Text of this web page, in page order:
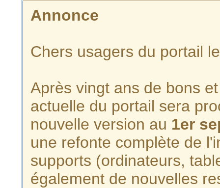
Annonce
Chers usagers du portail
Après vingt ans de bons
actuelle du portail sera
nouvelle version au 1er
une refonte complète de
supports (ordinateurs,
également de nouvelles